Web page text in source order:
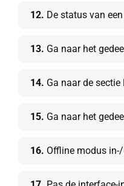
12. De status van
13. Ga naar het
14. Ga naar de
15. Ga naar het
16. Offline modus